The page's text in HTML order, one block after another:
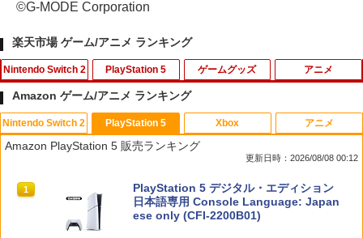
©G-MODE Corporation
楽天市場 ゲーム/アニメ ランキング
Nintendo Switch 2
1
Switch2 保護フィルム スイッチ2 保護フ
ィルム switch2 フィルム Switch2 ガラ
スフィルム スイッチ2 フィルム ガイド
アクセサリー Nintendo Switch2 ケース
可 透明 ブルーライト カット 99％ FIRM
E
PlayStation 5
1
【中古】ドラゴンズドグマ 2ソフト:プレ
イステーション5ソフト／アクション・
￥1,910
ゲームグッズ アニメ
1
劇場版「鬼滅の刃」無限城編 第一章 猗
窩座再来(通常版)【Blu-ray】 [ 吾峠呼世
￥3,960
Amazon ゲーム/アニメ ランキング
Nintendo Switch 2
1
スプラトゥーン レイダース|オンライン
コード版
PlayStation 5
Amazon PlayStation 5 販売ランキング
更新日時：2026/08/08 00:12
1
PlayStation 5 デジタル・エディション
日本語専用 Console Language: Japan
ese only (CFI-2200B01)
Xbox アニメ